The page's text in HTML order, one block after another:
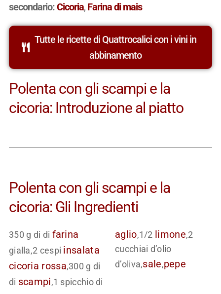
secondario:Cicoria, Farina di mais
Tutte le ricette di Quattrocalici con i vini in
abbinamento
Polenta con gli scampi e la
cicoria: Introduzione al piatto
Polenta con gli scampi e la
cicoria: Gli Ingredienti
350 g di di farina
gialla,2 cespi insalata
cicoria rossa,300 g di
di scampi,1 spicchio di
aglio,1/2 limone,2
cucchiai d’olio
d’oliva,sale,pepe